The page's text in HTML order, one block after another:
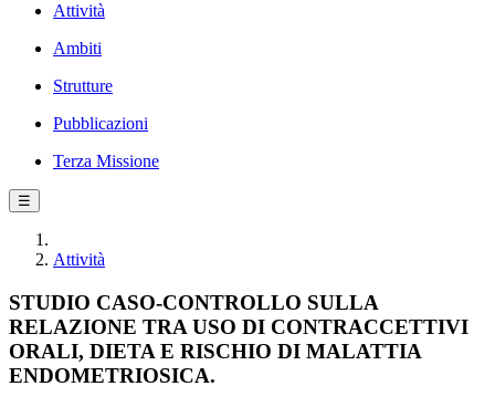
Attività
Ambiti
Strutture
Pubblicazioni
Terza Missione
☰
Attività
STUDIO CASO-CONTROLLO SULLA
RELAZIONE TRA USO DI CONTRACCETTIVI
ORALI, DIETA E RISCHIO DI MALATTIA
ENDOMETRIOSICA.